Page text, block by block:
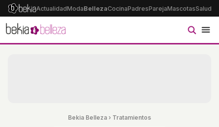
ActualidadModaBellezaCocinaPadresParejaMascotasSalud
Bekia Belleza › Tratamientos